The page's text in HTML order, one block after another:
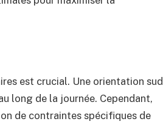
est crucial. Une orientation sud
long de la journée. Cependant,
de contraintes spécifiques de